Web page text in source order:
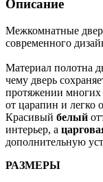
Описание
Межкомнатные
современного
Материал полотна
чему дверь
протяжении
от царапин и легко
Красивый белый
интерьер, а
дополнительную
РАЗМЕРЫ